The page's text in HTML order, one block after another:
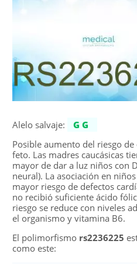
Alelo salvaje:
GG
Posible aumento del riesgo
feto. Las madres caucásicas
mayor de dar a luz niños con
neural). La asociación en
mayor riesgo de defectos
no recibió suficiente ácido
riesgo se reduce con niveles
el organismo y vitamina B6.
El polimorfismo rs2236225
como este: